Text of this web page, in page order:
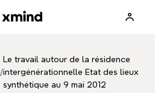
/
Le travail autour de la résidence
intergénérationnelle Etat des lieux
synthétique au 9 mai 2012